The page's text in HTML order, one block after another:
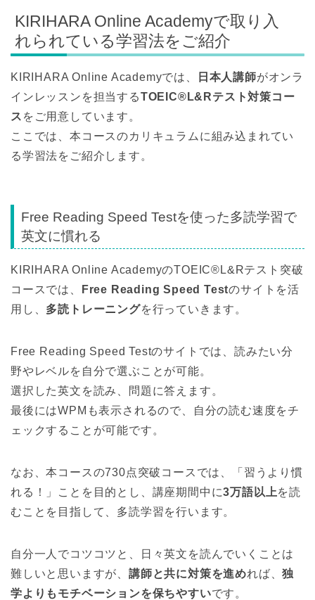
KIRIHARA Online Academyで取り入
れられている学習法をご紹介
KIRIHARA Online Academyでは、 日本人講師がオンラ
インレッスンを担当するTOEIC®L&Rテスト対策コー
ス をご用意しています。
ここでは、本コースのカリキュラムに組み込まれてい
る学習法をご紹介します。
Free Reading Speed Testを使った多読学習で
英文に慣れる
KIRIHARA Online AcademyのTOEIC®L&Rテスト突破
コースでは、
Free Reading Speed Testのサイトを活
用し、 多読トレーニングを行っていきます。
Free Reading Speed Testのサイトでは、読みたい分
野やレベルを自分で選ぶことが可能。
選択した英文を読み、問題に答えます。
最後にはWPMも表示されるので、自分の読む速度をチ
ェックすることが可能です。
なお、本コースの730点突破コースでは、「習うより慣
れる！」ことを目的とし、講座期間中に3万語以上を読
むことを目指して、多読学習を行います。
自分一人でコツコツと、日々英文を読んでいくことは
難しいと思いますが、 講師と共に対策を進めれば、独
学よりもモチベーションを保ちやすいです。